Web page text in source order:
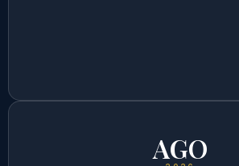
AGO